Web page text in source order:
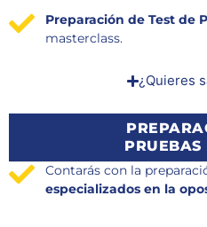
Preparación de Test de
masterclass.
¿Quieres
PRUEBAS
Contarás con la
especializados en la